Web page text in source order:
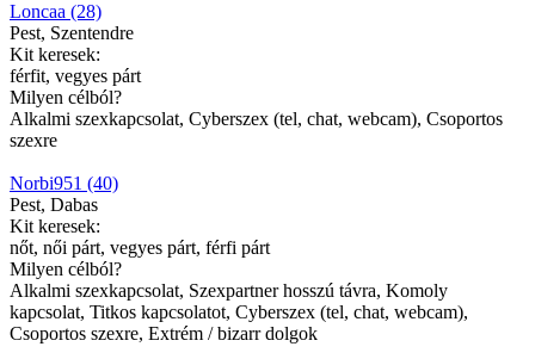
Loncaa (28)
Pest, Szentendre
Kit keresek:
férfit, vegyes párt
Milyen célból?
Alkalmi szexkapcsolat, Cyberszex (tel, chat, webcam), Csoportos
szexre
Norbi951 (40)
Pest, Dabas
Kit keresek:
nőt, női párt, vegyes párt, férfi párt
Milyen célból?
Alkalmi szexkapcsolat, Szexpartner hosszú távra, Komoly
kapcsolat, Titkos kapcsolatot, Cyberszex (tel, chat, webcam),
Csoportos szexre, Extrém / bizarr dolgok